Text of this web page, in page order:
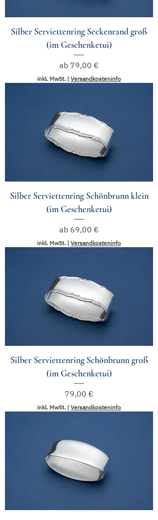
Silber Serviettenring Seckenrand groß
(im Geschenketui)
ab 79,00 €
Sale-Preis
inkl. MwSt. | Versandkosteninfo
Silber Serviettenring Schönbrunn klein
(im Geschenketui)
ab 69,00 €
Sale-Preis
inkl. MwSt. | Versandkosteninfo
Silber Serviettenring Schönbrunn groß
(im Geschenketui)
Preis
79,00 €
inkl. MwSt. | Versandkosteninfo